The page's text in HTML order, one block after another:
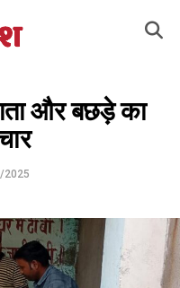
और बछड़े का
2025